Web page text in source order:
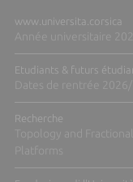
www.universita.corsica
Année universitaire
Etudiants & futurs
Dates de rentrée 2026/
Recherche
Topology and
Platforms